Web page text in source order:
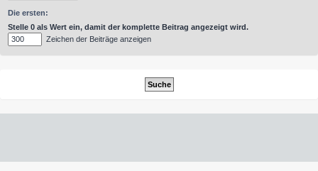
Die ersten:
Stelle 0 als Wert ein, damit der komplette Beitrag angezeigt wird.
Zeichen der Beiträge anzeigen